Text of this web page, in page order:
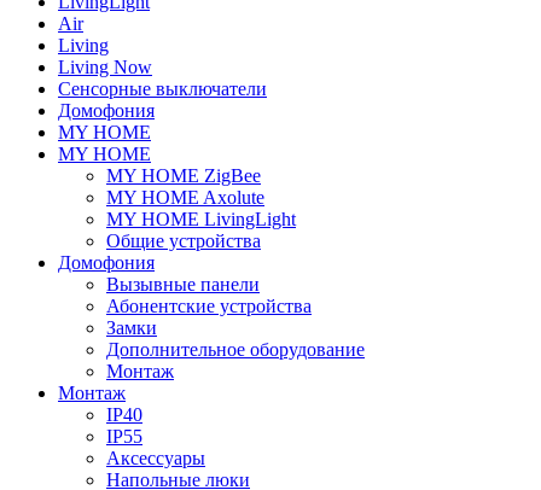
Air
Living
Living Now
Сенсорные выключатели
Домофония
MY HOME
MY HOME
MY HOME ZigBee
MY HOME Axolute
MY HOME LivingLight
Общие устройства
Домофония
Вызывные панели
Абонентские устройства
Замки
Дополнительное оборудование
Монтаж
Монтаж
IP40
IP55
Аксессуары
Напольные люки